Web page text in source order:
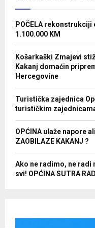
POČELA
1.100.000 KM
Košarkaški Zmajevi
Kakanj domaćin
Hercegovine
Turistička zajednica
turističkim
OPĆINA ulaže napore
ZAOBILAZE KAKANJ ?
Ako ne radimo, ne radi
svi! OPĆINA SUTRA RADI